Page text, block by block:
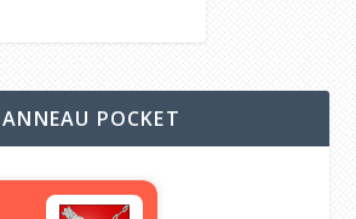
POCKET